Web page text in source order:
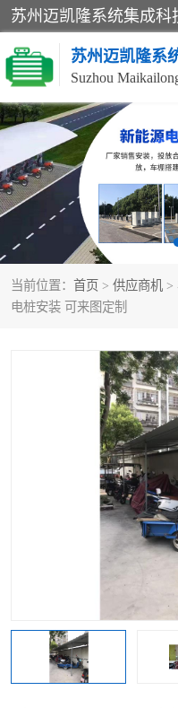
苏州迈凯隆系
当前位置： 首页 > 供应商机 >
电桩安装 可来图定制
非机动车充电桩
电动自行车充电桩
充电桩